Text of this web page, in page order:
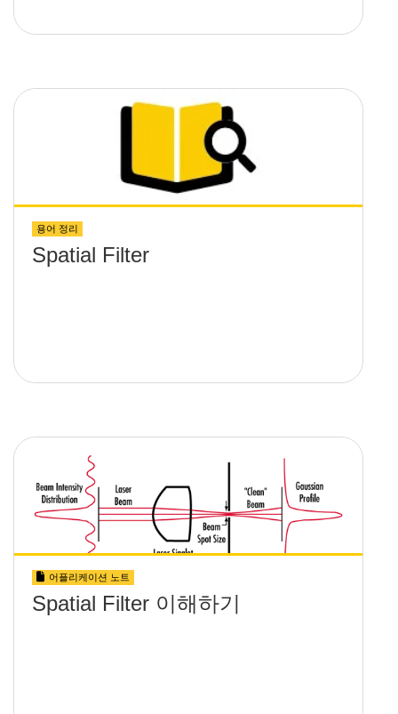
용어 정리
Spatial Filter
어플리케이션 노트
Spatial Filter 이해하기